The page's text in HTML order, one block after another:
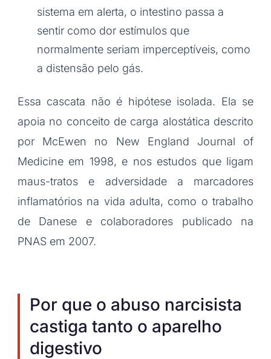
sistema em alerta, o intestino passa a
sentir como dor estímulos que
normalmente seriam imperceptíveis, como
a distensão pelo gás.
Essa cascata não é hipótese isolada. Ela se
apoia no conceito de carga alostática descrito
por McEwen no New England Journal of
Medicine em 1998, e nos estudos que ligam
maus-tratos e adversidade a marcadores
inflamatórios na vida adulta, como o trabalho
de Danese e colaboradores publicado na
PNAS em 2007.
Por que o abuso narcisista
castiga tanto o aparelho
digestivo